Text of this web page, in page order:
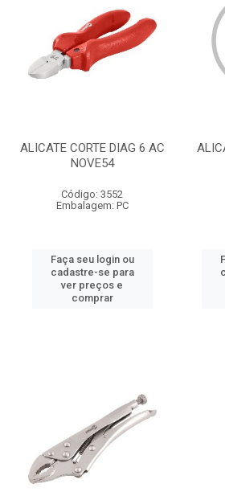
ALICATE CORTE DIAG 6 AC
NOVE54
Código: 3552
Embalagem: PC
Faça seu login ou
cadastre-se para
ver preços e
comprar